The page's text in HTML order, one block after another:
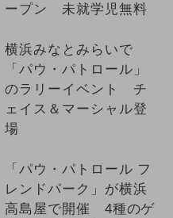
ープン 未就学児無料
横浜みなとみらいで
「パウ・パトロール」
のラリーイベント チ
ェイス＆マーシャル登
場
「パウ・パトロール フ
レンドパーク」が横浜
高島屋で開催 4種のゲ